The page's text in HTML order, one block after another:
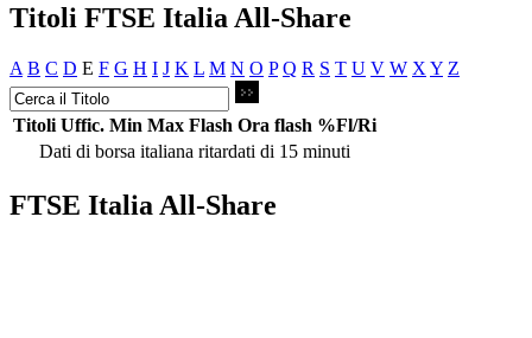
Titoli FTSE Italia All-Share
A B C D E F G H I J K L M N O P Q R S T U V W X Y Z
Titoli Uffic. Min Max Flash Ora flash %Fl/Ri
Dati di borsa italiana ritardati di 15 minuti
FTSE Italia All-Share